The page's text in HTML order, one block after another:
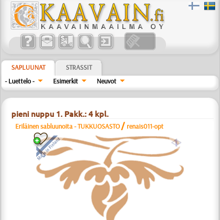
SAPLUUNAT
STRASSIT
- Luettelo -
Esimerkit Neuvot
pieni nuppu 1. Pakk.: 4 kpl.
Eriläinen sabluunoita - TUKKUOSASTO / renais011-opt
a